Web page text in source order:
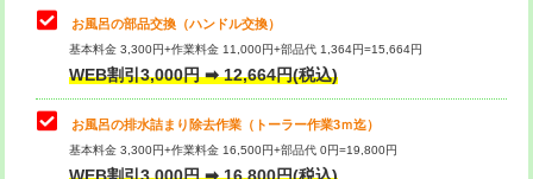
トイレタンク脱着
トイレ便器脱着
タンクレストイレ脱着 33,000円
小便器トイレ脱着
お風呂の部品交換（ハンドル交換）
基本料金 3,300円+作業料金 11,000円+部品代 1,364円=15,664円
WEB割引3,000円 ➡ 12,664円(税込)
お風呂の排水詰まり除去作業（トーラー作業3ｍ迄）
基本料金 3,300円+作業料金 16,500円+部品代 0円=19,800円
WEB割引3,000円 ➡ 16,800円(税込)